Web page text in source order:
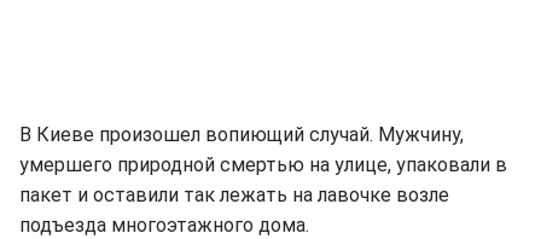
В Киеве произошел вопиющий случай. Мужчину,
умершего природной смертью на улице, упаковали в
пакет и оставили так лежать на лавочке возле
подъезда многоэтажного дома.